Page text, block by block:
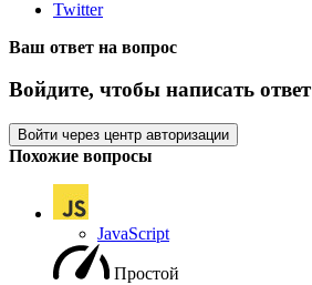
Twitter
Ваш ответ на вопрос
Войдите, чтобы написать ответ
Войти через центр авторизации
Похожие вопросы
JavaScript
Простой